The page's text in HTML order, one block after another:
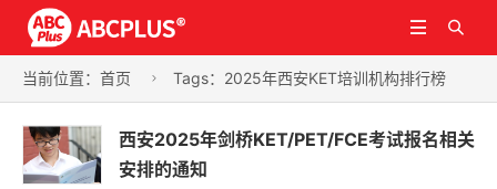


当前位置： 首页  Tags：2025年西安KET培训机构排行榜
西安2025年剑桥KET/PET/FCE考试报名相关
安排的通知